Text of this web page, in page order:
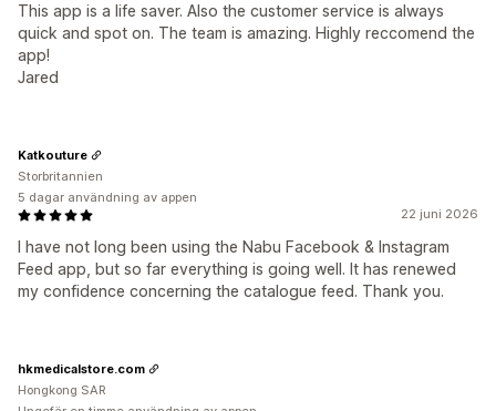
This app is a life saver. Also the customer service is always
quick and spot on. The team is amazing. Highly reccomend the
app!
Jared
22 juni 2026
I have not long been using the Nabu Facebook & Instagram
Feed app, but so far everything is going well. It has renewed
my confidence concerning the catalogue feed. Thank you.
Katkouture
Storbritannien
5 dagar användning av appen
hkmedicalstore.com
Hongkong SAR